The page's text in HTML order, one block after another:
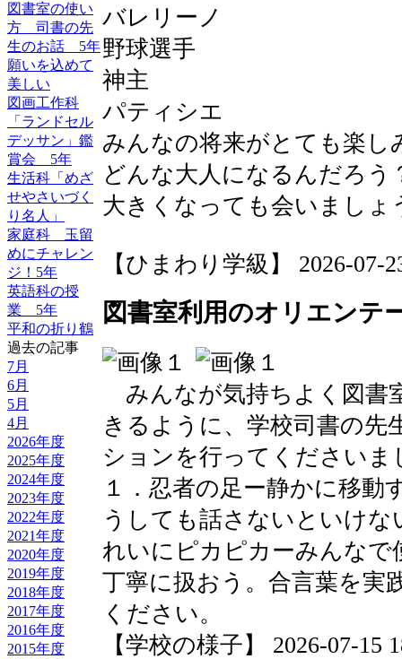
図書室の使い
方 司書の先
生のお話 5年
願いを込めて
美しい
図画工作科
「ランドセル
デッサン」鑑
賞会 5年
生活科「めざ
せやさいづく
り名人」
家庭科 玉留
めにチャレン
ジ！5年
英語科の授
業 5年
平和の折り鶴
過去の記事
7月
6月
5月
4月
2026年度
2025年度
2024年度
2023年度
2022年度
2021年度
2020年度
2019年度
2018年度
2017年度
2016年度
2015年度
バレリーノ
野球選手
神主
パティシエ
みんなの将来がとても楽し
どんな大人になるんだろう
大きくなっても会いましょ
【ひまわり学級】 2026-07-
図書室利用のオリエンテ
みんなが気持ちよく図書
きるように、学校司書の先
ションを行ってくださいま
１．忍者の足ー静かに移動
うしても話さないといけ
れいにピカピカーみんなで
丁寧に扱おう。合言葉を実
ください。
【学校の様子】 2026-07-15